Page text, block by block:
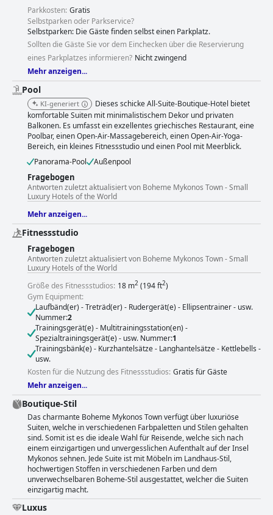
Unterkunft beschrieben, die ein wahrhaft verwöhntes Erlebnis bietet.
Obwohl die hochpreisige Unterkunft nach Ansicht einiger Gäste nicht für
ein 5-Sterne-Resort ausreicht, beschreiben viele ihren Aufenthalt
dennoch als großartig und außergewöhnlich gut.
Parkkosten: Gratis
Selbstparken oder Parkservice?
Selbstparken: Die Gäste finden selbst einen Parkplatz.
Sollten die Gäste Sie vor dem Einchecken über die Reservierung
eines Parkplatzes informieren? Nicht zwingend
Mehr anzeigen...
Pool
KI-generiert
Dieses schicke All-Suite-Boutique-Hotel bietet
komfortable Suiten mit minimalistischem Dekor und privaten
Balkonen. Es umfasst ein exzellentes griechisches Restaurant, eine
Poolbar, einen Open-Air-Massagebereich, einen Open-Air-Yoga-
Bereich, ein kleines Fitnessstudio und einen Pool mit Meerblick.
Panorama-Pool
Außenpool
Fragebogen
Antworten zuletzt aktualisiert von Boheme Mykonos Town - Small
Luxury Hotels of the World
Mehr anzeigen...
Fitnessstudio
Fragebogen
Antworten zuletzt aktualisiert von Boheme Mykonos Town - Small
Luxury Hotels of the World
Größe des Fitnessstudios: 18 m2 (194 ft2)
Gym Equipment:
Laufbänd(er) - Treträd(er) - Rudergerät(e) - Ellipsentrainer - usw.
Nummer:2
Trainingsgerät(e) - Multitrainingsstation(en) -
Spezialtrainingsgerät(e) - usw. Nummer:1
Trainingsbänk(e) - Kurzhantelsätze - Langhantelsätze - Kettlebells -
usw.
Kosten für die Nutzung des Fitnessstudios: Gratis für Gäste
Mehr anzeigen...
Boutique-Stil
Das charmante Boheme Mykonos Town verfügt über luxuriöse
Suiten, welche in verschiedenen Farbpaletten und Stilen gehalten
sind. Somit ist es die ideale Wahl für Reisende, welche sich nach
einem einzigartigen und unvergesslichen Aufenthalt auf der Insel
Mykonos sehnen. Jede Suite ist mit Möbeln im Landhaus-Stil,
hochwertigen Stoffen in verschiedenen Farben und dem
unverwechselbaren Boheme-Stil ausgestattet, welcher die Suiten
einzigartig macht.
Luxus